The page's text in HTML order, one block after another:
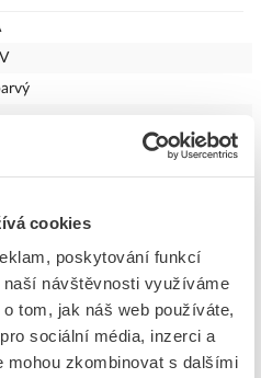
cookies
poskytování funkcí
návštěvnosti využíváme
tom, jak náš web používáte,
sociální média, inzerci a
mohou zkombinovat s dalšími